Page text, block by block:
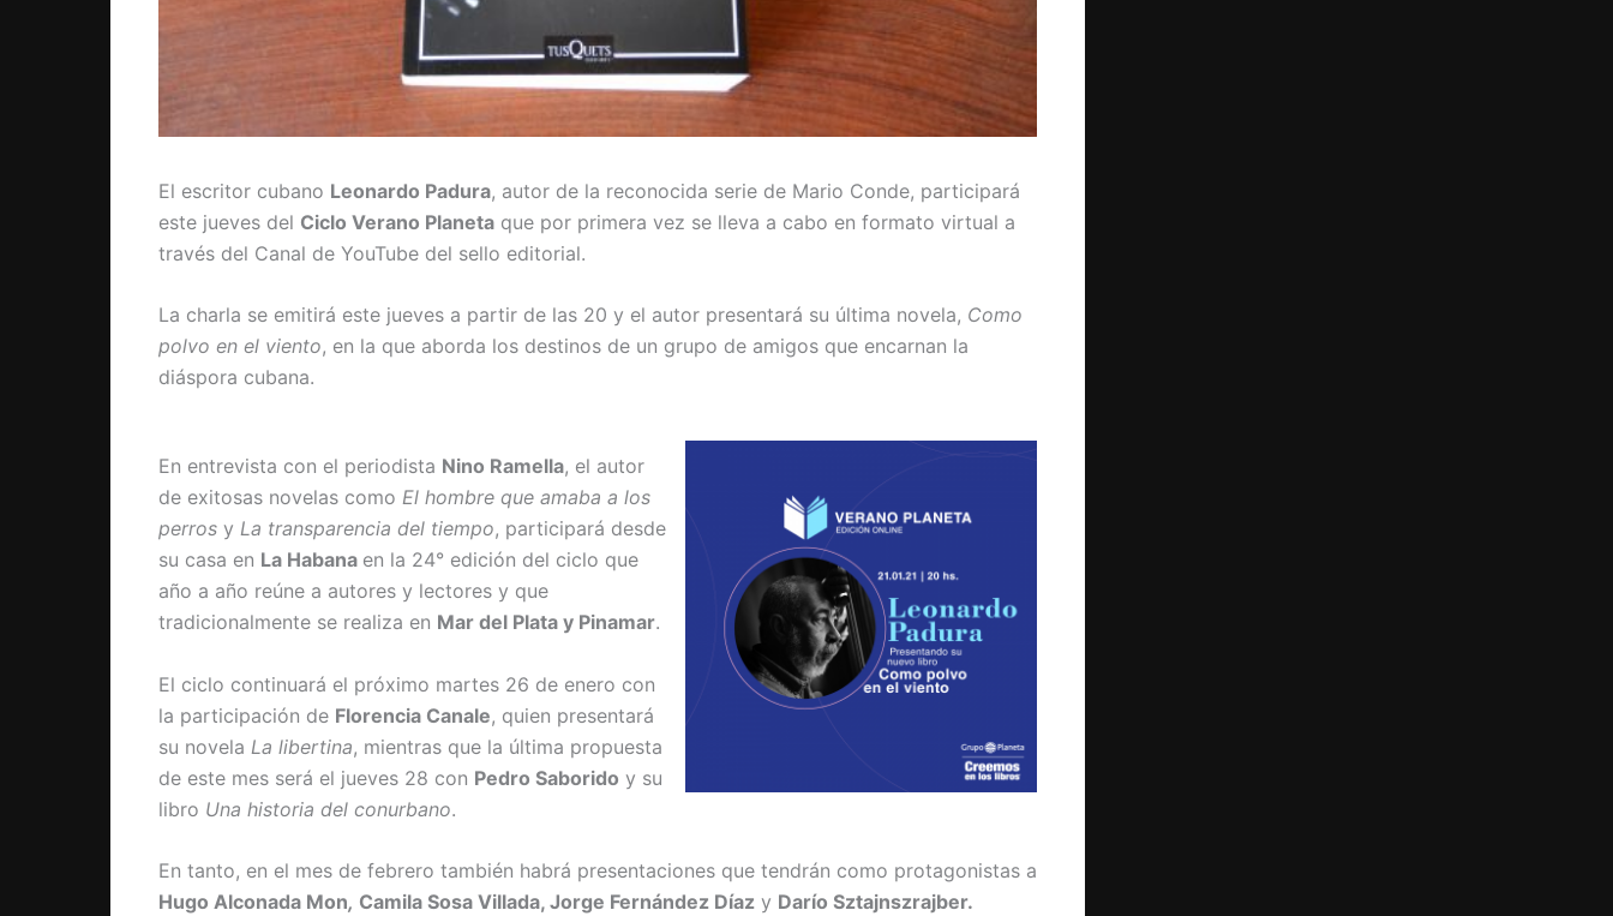
El escritor cubano Leonardo Padura, autor de la reconocida serie de Mario Conde, participará
este jueves del Ciclo Verano Planeta que por primera vez se lleva a cabo en formato virtual a
través del Canal de YouTube del sello editorial.
La charla se emitirá este jueves a partir de las 20 y el autor presentará su última novela, Como
polvo en el viento, en la que aborda los destinos de un grupo de amigos que encarnan la
diáspora cubana.
En entrevista con el periodista Nino Ramella, el autor
de exitosas novelas como El hombre que amaba a los
perros y La transparencia del tiempo, participará desde
su casa en La Habana en la 24° edición del ciclo que
año a año reúne a autores y lectores y que
tradicionalmente se realiza en Mar del Plata y Pinamar.
El ciclo continuará el próximo martes 26 de enero con
la participación de Florencia Canale, quien presentará
su novela La libertina, mientras que la última propuesta
de este mes será el jueves 28 con Pedro Saborido y su
libro Una historia del conurbano.
En tanto, en el mes de febrero también habrá presentaciones que tendrán como protagonistas a
Hugo Alconada Mon, Camila Sosa Villada, Jorge Fernández Díaz y Darío Sztajnszrajber.